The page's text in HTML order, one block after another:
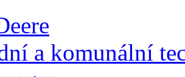
a komunální